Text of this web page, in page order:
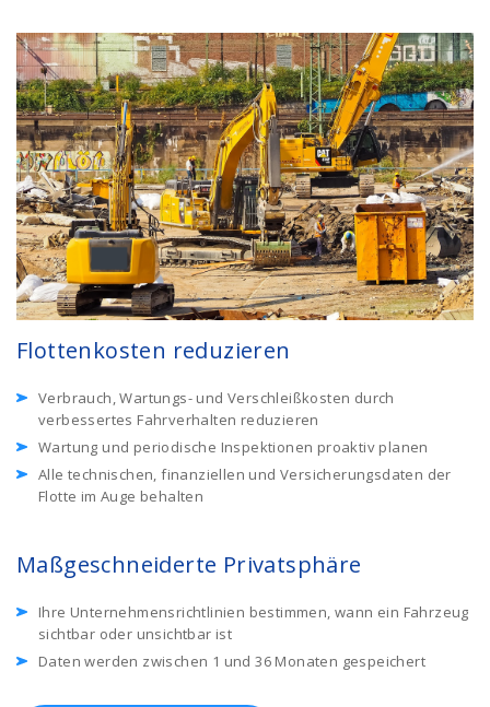
Flottenkosten reduzieren
Verbrauch, Wartungs- und Verschleißkosten durch
verbessertes Fahrverhalten reduzieren
Wartung und periodische Inspektionen proaktiv planen
Alle technischen, finanziellen und Versicherungsdaten der
Flotte im Auge behalten
Maßgeschneiderte Privatsphäre
Ihre Unternehmensrichtlinien bestimmen, wann ein Fahrzeug
sichtbar oder unsichtbar ist
Daten werden zwischen 1 und 36 Monaten gespeichert